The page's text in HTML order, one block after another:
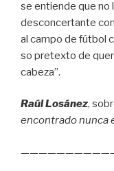
se entiende que no
desconcertante
al campo de fútbol
so pretexto de
cabeza”.
Raúl Losánez,
encontrado nunca